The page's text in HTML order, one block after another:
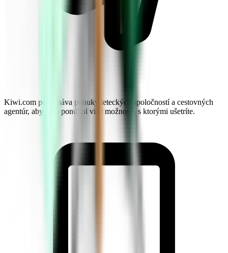
Kiwi.com porovnáva ponuky leteckých spoločností a cestovných
agentúr, aby vám ponúkol viac možností, s ktorými ušetríte.